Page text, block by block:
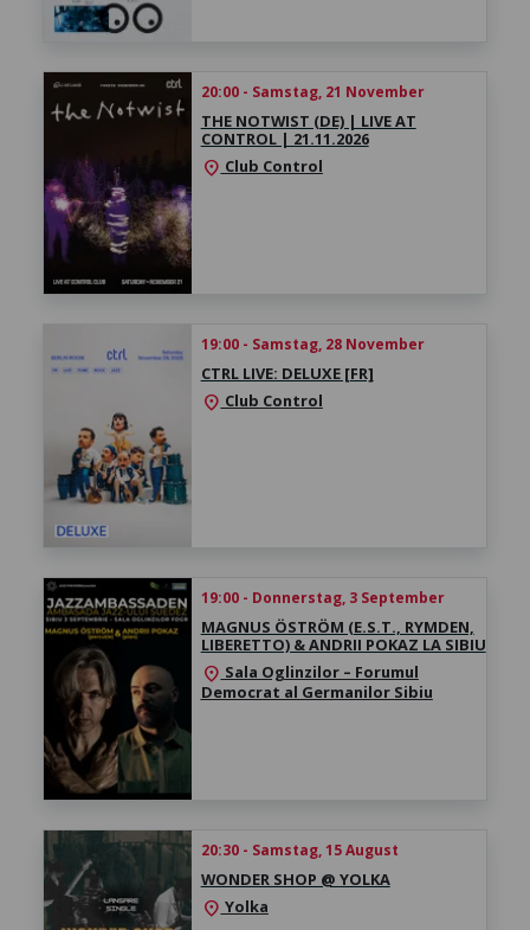
20:00 - Samstag, 21 November
THE NOTWIST (DE) | LIVE AT
CONTROL | 21.11.2026
location_on Club Control
19:00 - Samstag, 28 November
CTRL LIVE: DELUXE [FR]
location_on Club Control
19:00 - Donnerstag, 3 September
MAGNUS ÖSTRÖM (E.S.T., RYMDEN,
LIBERETTO) & ANDRII POKAZ LA SIBIU
location_on Sala Oglinzilor – Forumul
Democrat al Germanilor Sibiu
20:30 - Samstag, 15 August
WONDER SHOP @ YOLKA
location_onYolka